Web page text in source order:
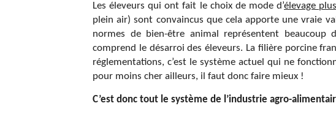
Les éleveurs qui ont fait le choix de mode d’élevage
plein air) sont convaincus que cela apporte une vraie
normes de bien-être animal représentent
comprend le désarroi des éleveurs. La filière porcine
réglementations, c’est le système actuel qui ne
pour moins cher ailleurs, il faut donc faire mieux !
C’est donc tout le système de l’industrie agro-